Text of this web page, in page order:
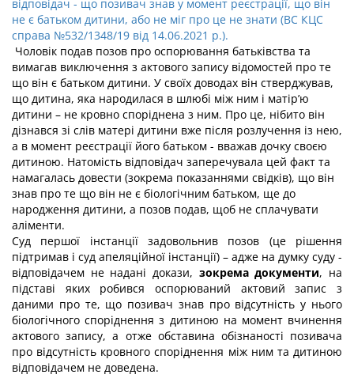
відповідач - що позивач знав у момент реєстрації, що він
не є батьком дитини, або не міг про це не знати (ВС КЦС
справа №532/1348/19 від 14.06.2021 р.).
Чоловік подав позов про оспорювання батьківства та
вимагав виключення з актового запису відомостей про те
що він є батьком дитини. У своїх доводах він стверджував,
що дитина, яка народилася в шлюбі між ним і матір’ю
дитини – не кровно споріднена з ним. Про це, нібито він
дізнався зі слів матері дитини вже після розлучення із нею,
а в момент реєстрації його батьком - вважав дочку своєю
дитиною. Натомість відповідач заперечувала цей факт та
намагалась довести (зокрема показаннями свідків), що він
знав про те що він не є біологічним батьком, ще до
народження дитини, а позов подав, щоб не сплачувати
аліменти.
Суд першої інстанції задовольнив позов (це рішення
підтримав і суд апеляційної інстанції) – адже на думку суду -
відповідачем не надані докази, зокрема документи, на
підставі яких робився оспорюваний актовий запис з
даними про те, що позивач знав про відсутність у нього
біологічного споріднення з дитиною на момент вчинення
актового запису, а отже обставина обізнаності позивача
про відсутність кровного споріднення між ним та дитиною
відповідачем не доведена.